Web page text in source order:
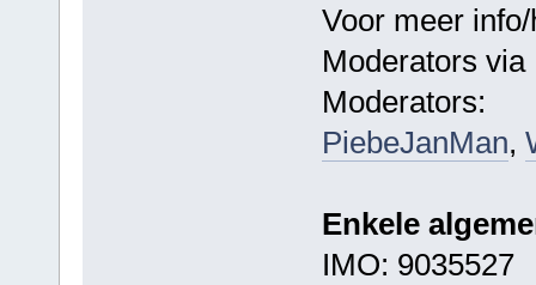
Voor meer
Moderators
Moderators:
PiebeJanMan,
Enkele
IMO: 9035527